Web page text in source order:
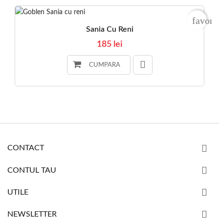
Sania Cu Reni
185 lei
CUMPARA
CONTACT
CONTUL TAU
UTILE
NEWSLETTER